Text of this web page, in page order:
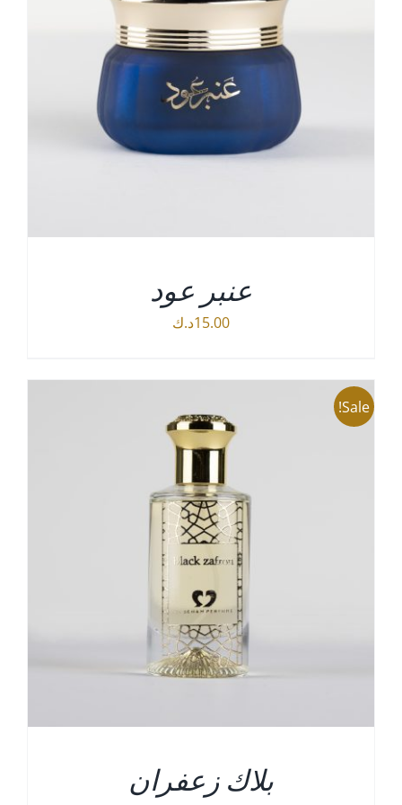
التفاصيل
عنبر عود
15.00د.ك
Sale!
بلاك زعفران